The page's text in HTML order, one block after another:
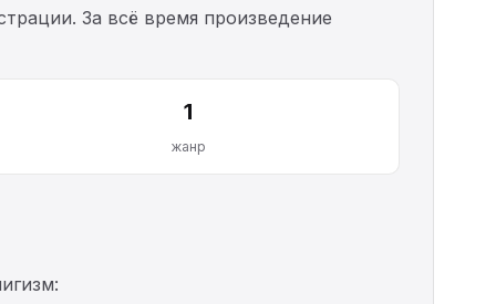
За всё время произведение
1
жанр